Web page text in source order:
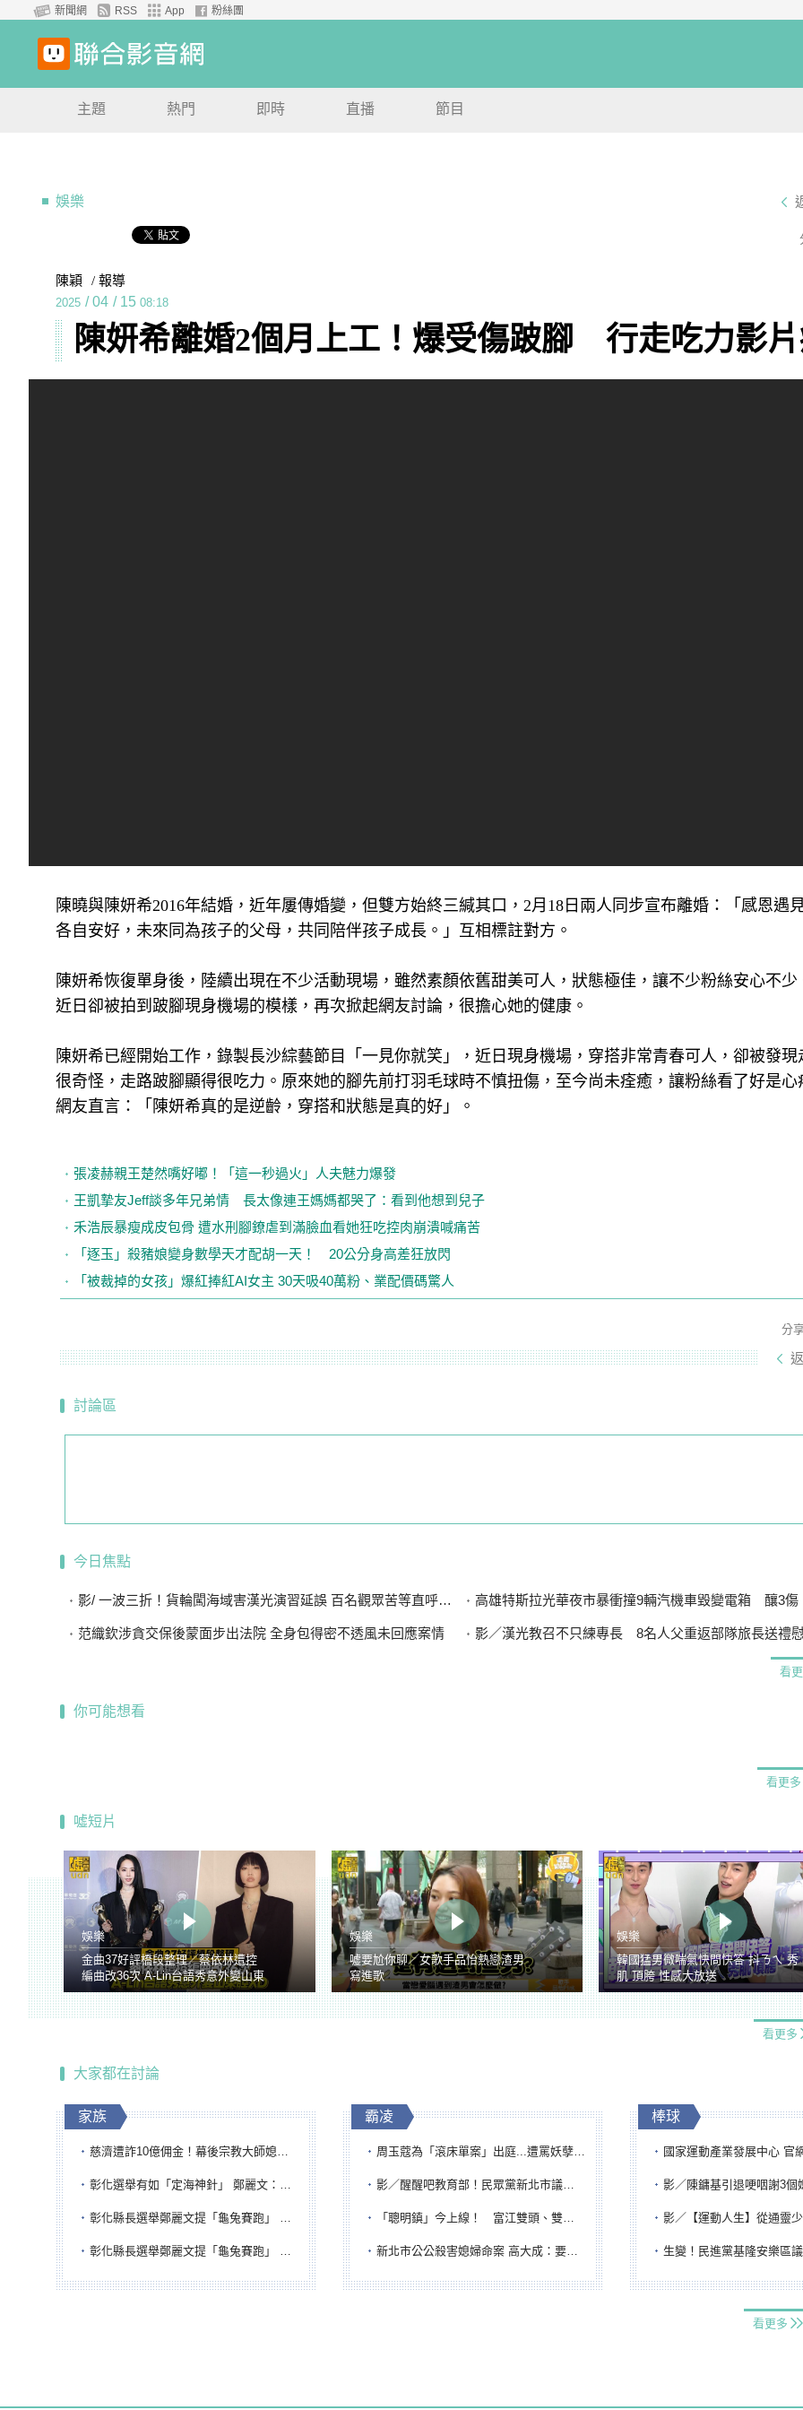
新聞網 RSS App 粉絲團
主題 熱門 即時 直播 節目
娛樂
陳穎 / 報導
2025 / 04 / 15 08:18
陳妍希離婚2個月上工！爆受傷跛腳 行走吃力影
陳曉與陳妍希2016年結婚，近年屢傳婚變，但雙方始終三緘其口，2月18日兩人同步宣布離婚：「感恩遇
各自安好，未來同為孩子的父母，共同陪伴孩子成長。」互相標註對方。
陳妍希恢復單身後，陸續出現在不少活動現場，雖然素顏依舊甜美可人，狀態極佳，讓不少粉絲安心不少
近日卻被拍到跛腳現身機場的模樣，再次掀起網友討論，很擔心她的健康。
陳妍希已經開始工作，錄製長沙綜藝節目「一見你就笑」，近日現身機場，穿搭非常青春可人，卻被發現
很奇怪，走路跛腳顯得很吃力。原來她的腳先前打羽毛球時不慎扭傷，至今尚未痊癒，讓粉絲看了好是心
網友直言：「陳妍希真的是逆齡，穿搭和狀態是真的好」。
張凌赫親王楚然嘴好嘟！「這一秒過火」人夫魅力爆發
王凱摯友Jeff談多年兄弟情 長太像連王媽媽都哭了：看到他想到兒子
禾浩辰暴瘦成皮包骨 遭水刑腳鐐虐到滿臉血看她狂吃控肉崩潰喊痛苦
「逐玉」殺豬娘變身數學天才配胡一天！ 20公分身高差狂放閃
「被裁掉的女孩」爆紅捧紅AI女主 30天吸40萬粉、業配價碼驚人
分
討論區
今日焦點
影/ 一波三折！貨輪闖海域害漢光演習延誤 百名觀眾苦等直呼可惜 高雄特斯拉光華夜市暴衝撞9輛汽機車毀變電箱 釀3傷、600
范織欽涉貪交保後蒙面步出法院 全身包得密不透風未回應案情 影／漢光教召不只練專長 8名人父重返部隊旅長送禮
看
你可能想看
看更多
噓短片
娛樂
金曲37好評橋段整理／蔡依林遭控
編曲改36次 A-Lin台語秀意外變山東
腔
娛樂
噓要尬你聊／女歌手品怡熱戀渣男
寫進歌
娛樂
韓國猛男微喘氣快問快答 抖ㄋㄟ 秀
肌 頂胯 性感大放送
看更多
大家都在討論
家族
慈濟遭詐10億佣金！幕後宗教大師媳婦獲100萬交保...快步奔離不發一語
彰化選舉有如「定海神針」 鄭麗文：傾全黨之力讓彰化贏
彰化縣長選舉鄭麗文提「龜兔賽跑」 綠營、無黨籍忙否認是烏龜
彰化縣長選舉鄭麗文提「龜兔賽跑」 綠營、無黨籍忙否認是烏龜
霸凌
周玉蔻為「滾床單案」出庭...遭罵妖孽下地獄 張淑娟批：舌頭殺人有罪
影／醒醒吧教育部！民眾黨新北市議員參選人提出校園反毒防線升級政見
「聰明鎮」今上線！ 富江雙頭、雙一、人頭氣球全登場
新北市公公殺害媳婦命案 高大成：要害殺多刀顯示怨恨深
棒球
國家運動產業發展中心 官網與品牌識
影／陳鏞基引退哽咽謝3個媽媽 最大
影／【運動人生】從通靈少女到無任所大使 劉柏君
生變！民進黨基隆安樂區議員提名人黃永翔突
看更多